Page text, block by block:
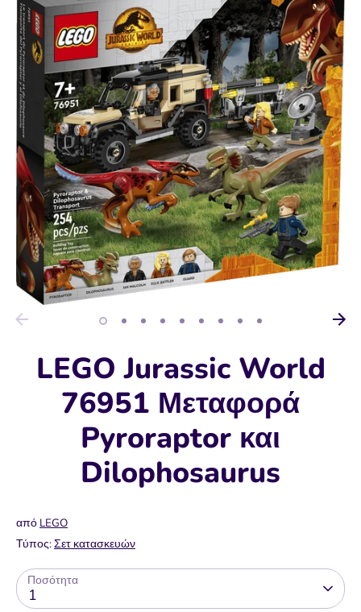
LEGO Jurassic World
76951 Μεταφορά
Pyroraptor και
Dilophosaurus
από LEGO
Τύπος:Σετ κατασκευών
Ποσότητα
1